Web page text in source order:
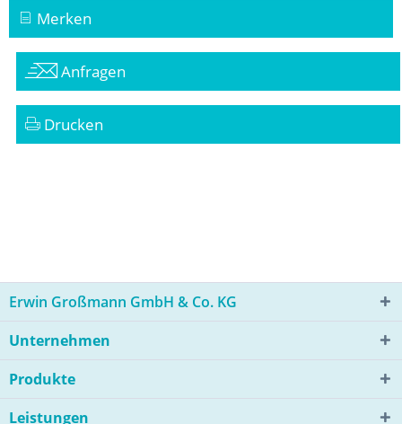
Merken
Anfragen
Drucken
Erwin Großmann GmbH & Co. KG
Unternehmen
Produkte
Leistungen